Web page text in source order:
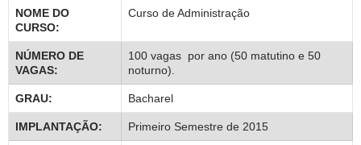
NOME DO
CURSO:
Curso de Administração
NÚMERO DE
VAGAS:
100 vagas por ano (50 matutino e 50
noturno).
GRAU: Bacharel
IMPLANTAÇÃO: Primeiro Semestre de 2015